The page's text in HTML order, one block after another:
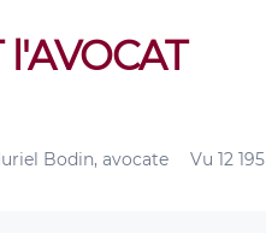
Bodin, avocate
Vu 12 195